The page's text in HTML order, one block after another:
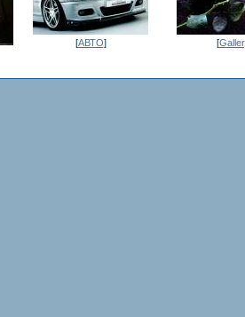
[АВТО] [